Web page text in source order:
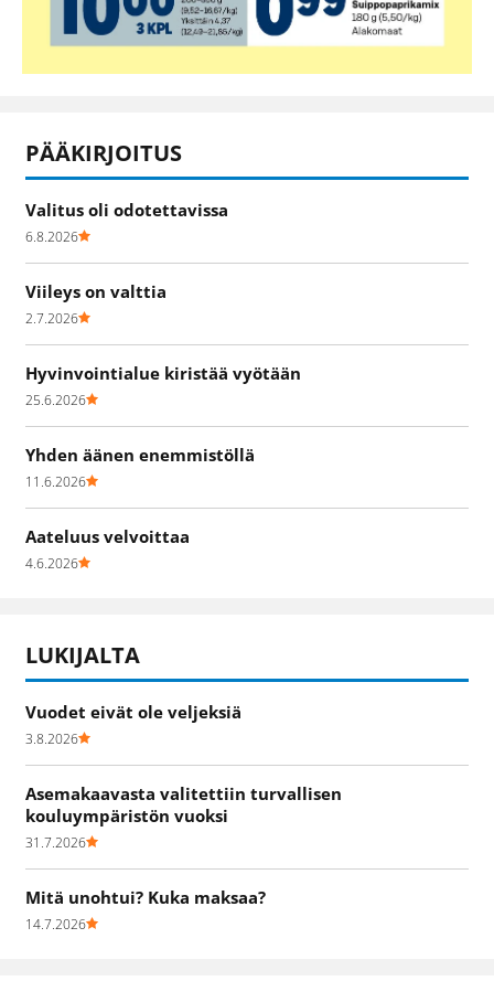
PÄÄKIRJOITUS
Valitus oli odotettavissa
6.8.2026
Viileys on valttia
2.7.2026
Hyvinvointialue kiristää vyötään
25.6.2026
Yhden äänen enemmistöllä
11.6.2026
Aateluus velvoittaa
4.6.2026
LUKIJALTA
Vuodet eivät ole veljeksiä
3.8.2026
Asemakaavasta valitettiin turvallisen
kouluympäristön vuoksi
31.7.2026
Mitä unohtui? Kuka maksaa?
14.7.2026